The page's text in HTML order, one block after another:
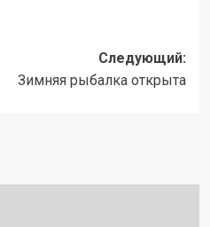
Следующий:
Зимняя рыбалка открыта